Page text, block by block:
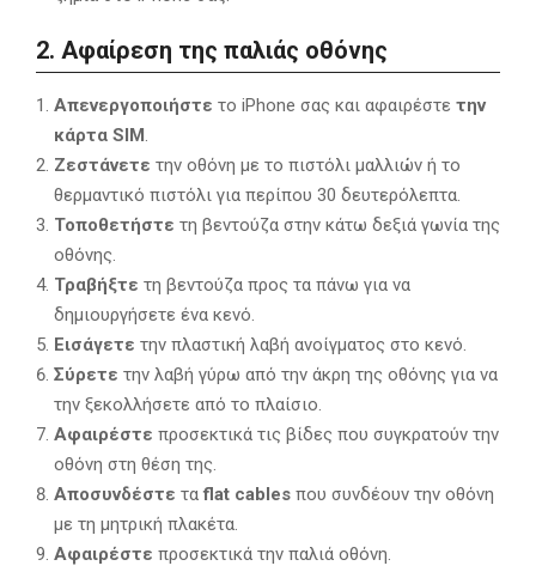
2. Αφαίρεση της παλιάς οθόνης
Απενεργοποιήστε το iPhone σας και αφαιρέστε την
κάρτα SIM.
Ζεστάνετε την οθόνη με το πιστόλι μαλλιών ή το
θερμαντικό πιστόλι για περίπου 30 δευτερόλεπτα.
Τοποθετήστε τη βεντούζα στην κάτω δεξιά γωνία της
οθόνης.
Τραβήξτε τη βεντούζα προς τα πάνω για να
δημιουργήσετε ένα κενό.
Εισάγετε την πλαστική λαβή ανοίγματος στο κενό.
Σύρετε την λαβή γύρω από την άκρη της οθόνης για να
την ξεκολλήσετε από το πλαίσιο.
Αφαιρέστε προσεκτικά τις βίδες που συγκρατούν την
οθόνη στη θέση της.
Αποσυνδέστε ταflat cables που συνδέουν την οθόνη
με τη μητρική πλακέτα.
Αφαιρέστε προσεκτικά την παλιά οθόνη.